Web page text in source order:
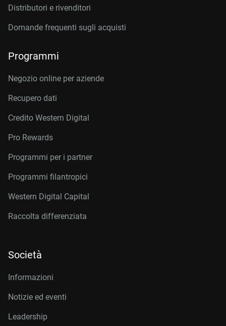
Distributori e rivenditori
Domande frequenti sugli acquisti
Programmi
Negozio online per aziende
Recupero dati
Credito Western Digital
Pro Rewards
Programmi per i partner
Programmi filantropici
Western Digital Capital
Raccolta differenziata
Società
Informazioni
Notizie ed eventi
Leadership